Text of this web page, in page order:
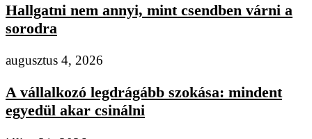
Hallgatni nem annyi, mint csendben várni a
sorodra
augusztus 4, 2026
A vállalkozó legdrágább szokása: mindent
egyedül akar csinálni